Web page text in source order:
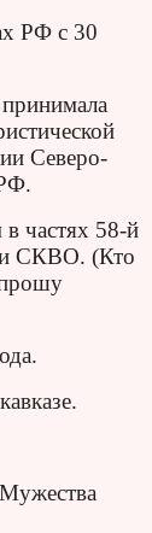
РФ с 30
Северо-
частях 58-й
СКВО. (Кто
прошу